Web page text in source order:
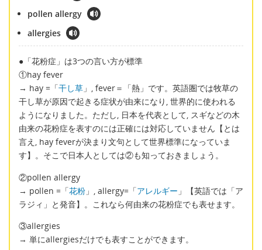
pollen allergy
allergies
●「花粉症」は3つの言い方が標準
①hay fever
→ hay =「干し草 」, fever＝「熱」です。英語圏では牧草の
干し草が原因で起きる症状が由来になり, 世界的に使われる
ようになりました。ただし, 日本を代表として, スギなどの木
由来の花粉症を表すのには正確には対応していません【とは
言え, hay feverが決まり文句として世界標準になっていま
す】。そこで日本人としては②も知っておきましょう。
②pollen allergy
→ pollen =「花粉 」, allergy=「アレルギー 」【英語では「ア
ラジィ」と発音】。これなら何由来の花粉症でも表せます。
③allergies
→ 単にallergiesだけでも表すことができます。